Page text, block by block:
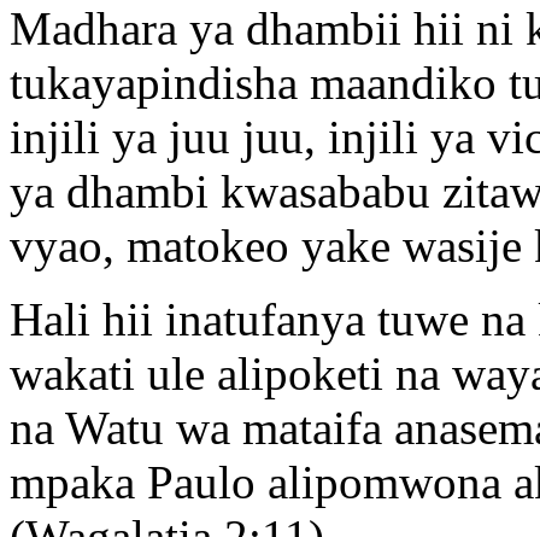
Madhara ya dhambii hii ni
tukayapindisha maandiko
injili ya juu juu, injili ya
ya dhambi kwasababu
vyao, matokeo yake wasije
Hali hii inatufanya tuwe
wakati ule alipoketi na
na Watu wa mataifa
mpaka Paulo alipomwona